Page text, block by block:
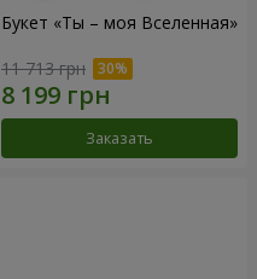
Букет «Ты – моя Вселенная»
11 713 грн
Заказать